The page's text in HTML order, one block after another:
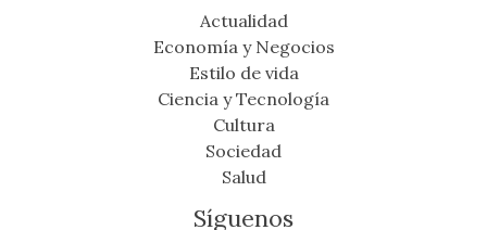
Actualidad
Economía y Negocios
Estilo de vida
Ciencia y Tecnología
Cultura
Sociedad
Salud
Síguenos